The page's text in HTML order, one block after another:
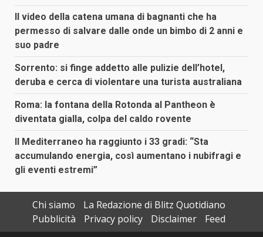
Il video della catena umana di bagnanti che ha
permesso di salvare dalle onde un bimbo di 2 anni e
suo padre
Sorrento: si finge addetto alle pulizie dell’hotel,
deruba e cerca di violentare una turista australiana
Roma: la fontana della Rotonda al Pantheon è
diventata gialla, colpa del caldo rovente
Il Mediterraneo ha raggiunto i 33 gradi: “Sta
accumulando energia, così aumentano i nubifragi e
gli eventi estremi”
Chi siamo
La Redazione di Blitz Quotidiano
Pubblicità
Privacy policy Disclaimer Feed